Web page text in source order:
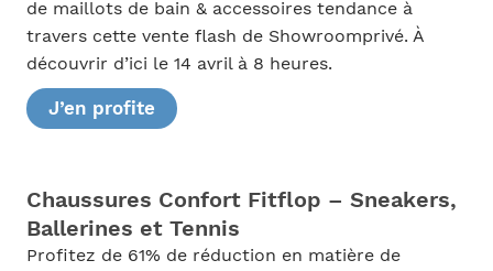
de maillots de bain & accessoires tendance à
travers cette vente flash de Showroomprivé. À
découvrir d’ici le 14 avril à 8 heures.
J’en profite
Chaussures Confort Fitflop – Sneakers,
Ballerines et Tennis
Profitez de 61% de réduction en matière de